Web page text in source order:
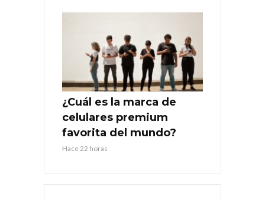
¿Cuál es la marca de
celulares premium
favorita del mundo?
Hace 22 horas